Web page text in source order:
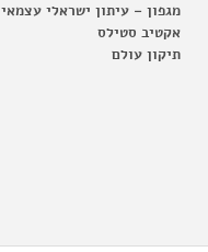
מגפון – עיתון ישראלי עצמאי
אקטיב סטילס
תיקון עולם